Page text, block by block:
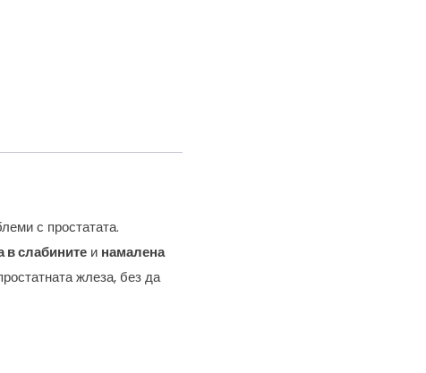
с простатата.
в слабините и намалена
жлеза, без да